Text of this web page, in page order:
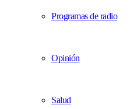
Programas de radio
Opinión
Salud